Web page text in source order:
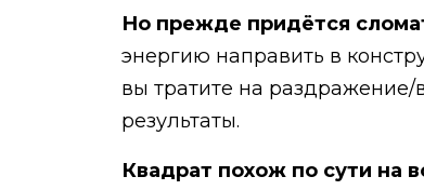
Но прежде придётся
энергию направить в
вы тратите на раздражение/
результаты.
Квадрат похож по сути на